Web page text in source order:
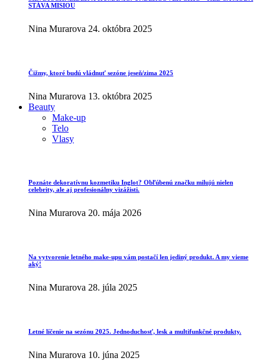
STÁVA MISIOU
Nina Murarova 24. októbra 2025
Čižmy, ktoré budú vládnuť sezóne jeseň/zima 2025
Nina Murarova 13. októbra 2025
Beauty
Make-up
Telo
Vlasy
Poznáte dekoratívnu kozmetiku Inglot? Obľúbenú značku milujú nielen
celebrity, ale aj profesionálny vizážisti.
Nina Murarova 20. mája 2026
Na vytvorenie letného make-upu vám postačí len jediný produkt. A my vieme
aký!
Nina Murarova 28. júla 2025
Letné líčenie na sezónu 2025. Jednoduchosť, lesk a multifunkčné produkty.
Nina Murarova 10. júna 2025